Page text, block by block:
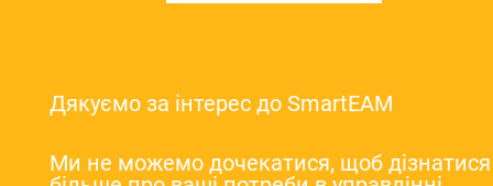
Дякуємо за інтерес до SmartEAM
Ми не можемо дочекатися, щоб дізнатися